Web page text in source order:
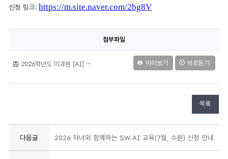
신청 링크: https://m.site.naver.com/2bg8V
첨부파일
2026학년도 미과원 [AI] 공유학교 여름방학 체험캠프 추가 신청 안내(고등학교).pdf 미리보기 바로듣기
목록
다음글 2026 자녀와 함께하는 SW.AI 교육(7월, 수원) 신청 안내